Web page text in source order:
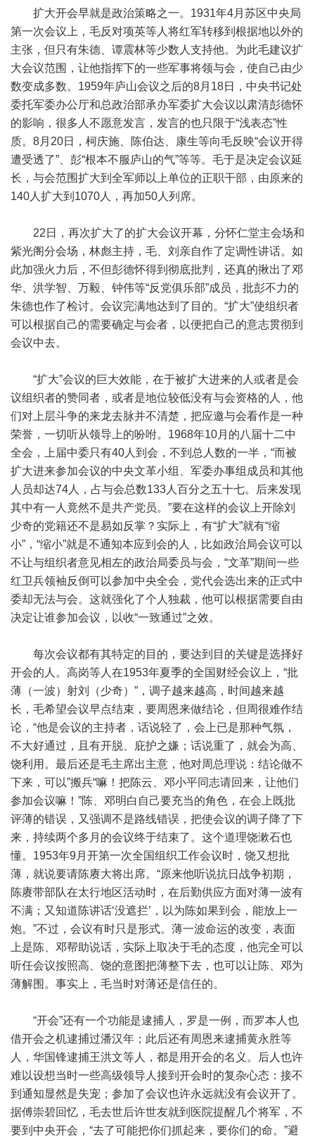
扩大开会早就是政治策略之一。1931年4月苏区中央局
第一次会议上，毛反对项英等人将红军转移到根据地以外的
主张，但只有朱德、谭震林等少数人支持他。为此毛建议扩
大会议范围，让他指挥下的一些军事将领与会，使自己由少
数变成多数。1959年庐山会议之后的8月18日，中央书记处
委托军委办公厅和总政治部承办军委扩大会议以肃清彭德怀
的影响，很多人不愿意发言，发言的也只限于“浅表态”性
质。8月20日，柯庆施、陈伯达、康生等向毛反映“会议开得
遭受透了”、彭“根本不服庐山的气”等等。毛于是决定会议延
长，与会范围扩大到全军师以上单位的正职干部，由原来的
140人扩大到1070人，再加50人列席。
22日，再次扩大了的扩大会议开幕，分怀仁堂主会场和
紫光阁分会场，林彪主持，毛、刘亲自作了定调性讲话。如
此加强火力后，不但彭德怀得到彻底批判，还真的揪出了邓
华、洪学智、万毅、钟伟等“反党俱乐部”成员，批彭不力的
朱德也作了检讨。会议完满地达到了目的。“扩大”使组织者
可以根据自己的需要确定与会者，以便把自己的意志贯彻到
会议中去。
“扩大”会议的巨大效能，在于被扩大进来的人或者是会
议组织者的赞同者，或者是地位较低没有与会资格的人，他
们对上层斗争的来龙去脉并不清楚，把应邀与会看作是一种
荣誉，一切听从领导上的吩咐。1968年10月的八届十二中
全会，上届中委只有40人到会，不到总人数的一半，“而被
扩大进来参加会议的中央文革小组、军委办事组成员和其他
人员却达74人，占与会总数133人百分之五十七。后来发现
其中有一人竟然不是共产党员。”要在这样的会议上开除刘
少奇的党籍还不是易如反掌？实际上，有“扩大”就有“缩
小”，“缩小”就是不通知本应到会的人，比如政治局会议可以
不让与组织者意见相左的政治局委员与会，“文革”期间一些
红卫兵领袖反倒可以参加中央全会，党代会选出来的正式中
委却无法与会。这就强化了个人独裁，他可以根据需要自由
决定让谁参加会议，以收“一致通过”之效。
每次会议都有其特定的目的，要达到目的关键是选择好
开会的人。高岗等人在1953年夏季的全国财经会议上，“批
薄（一波）射刘（少奇）”，调子越来越高，时间越来越
长，毛希望会议早点结束，要周恩来做结论，但周很难作结
论，“他是会议的主持者，话说轻了，会上已是那种气氛，
不大好通过，且有开脱、庇护之嫌；话说重了，就会为高、
饶利用。最后还是毛主席出主意，他对周总理说：结论做不
下来，可以”搬兵“嘛！把陈云、邓小平同志请回来，让他们
参加会议嘛！”陈、邓明白自己要充当的角色，在会上既批
评薄的错误，又强调不是路线错误，把使会议的调子降了下
来，持续两个多月的会议终于结束了。这个道理饶漱石也
懂。1953年9月开第一次全国组织工作会议时，饶又想批
薄，就说要请陈赓大将出席。“原来他听说抗日战争初期，
陈赓带部队在太行地区活动时，在后勤供应方面对薄一波有
不满；又知道陈讲话‘没遮拦’，以为陈如果到会，能放上一
炮。”不过，会议有时只是形式。薄一波命运的改变，表面
上是陈、邓帮助说话，实际上取决于毛的态度，他完全可以
听任会议按照高、饶的意图把薄整下去，也可以让陈、邓为
薄解围。事实上，毛当时对薄还是信任的。
“开会”还有一个功能是逮捕人，罗是一例，而罗本人也
借开会之机逮捕过潘汉年；此后还有周恩来逮捕黄永胜等
人，华国锋逮捕王洪文等人，都是用开会的名义。后人也许
难以设想当时一些高级领导人接到开会时的复杂心态：接不
到通知显然是失宠；参加了会议也许永远就没有会议开了。
据傅崇碧回忆，毛去世后许世友就到医院提醒几个将军，不
要到中央开会，“去了可能把你们抓起来，要你们的命。”避